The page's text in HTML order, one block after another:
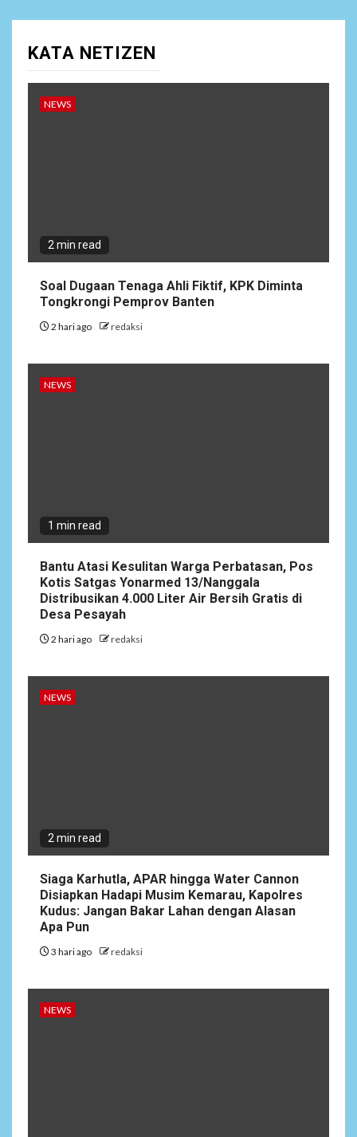
Lepas Masa Tugas, AKBP
Restu Wijayanto Dikenang
Sebagai Kapolres Humanis
2
Bantu Atasi Kesulitan Warga
Perbatasan, Pos Kotis
Satgas Yonarmed
4.000 Liter Air Bersih Gratis
4 NEWS
Ucapan Diduga
Merendahkan Wartawan
Profesi Jurnalistik
KATA NETIZEN
NEWS
2 min read
Soal Dugaan Tenaga Ahli Fiktif, KPK Diminta
Tongkrongi Pemprov Banten
2 hari ago redaksi
NEWS
1 min read
Bantu Atasi Kesulitan Warga Perbatasan, Pos
Kotis Satgas Yonarmed 13/Nanggala
Distribusikan 4.000 Liter Air Bersih Gratis di
Desa Pesayah
2 hari ago redaksi
NEWS
2 min read
Siaga Karhutla, APAR hingga Water Cannon
Disiapkan Hadapi Musim Kemarau, Kapolres
Kudus: Jangan Bakar Lahan dengan Alasan
Apa Pun
3 hari ago redaksi
NEWS